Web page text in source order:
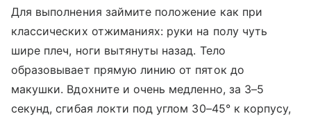
Для выполнения займите положение как при
классических отжиманиях: руки на полу чуть
шире плеч, ноги вытянуты назад. Тело
образовывает прямую линию от пяток до
макушки. Вдохните и очень медленно, за 3–5
секунд, сгибая локти под углом 30–45° к корпусу,